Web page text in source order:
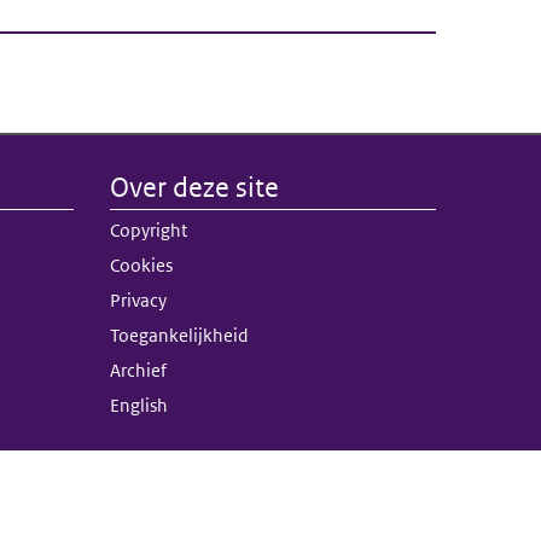
Over deze site
Copyright
Cookies
Privacy
Toegankelijkheid
Archief
English